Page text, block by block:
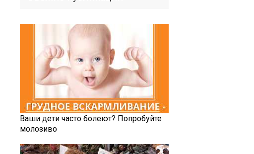
Ваши дети часто болеют? Попробуйте
молозиво